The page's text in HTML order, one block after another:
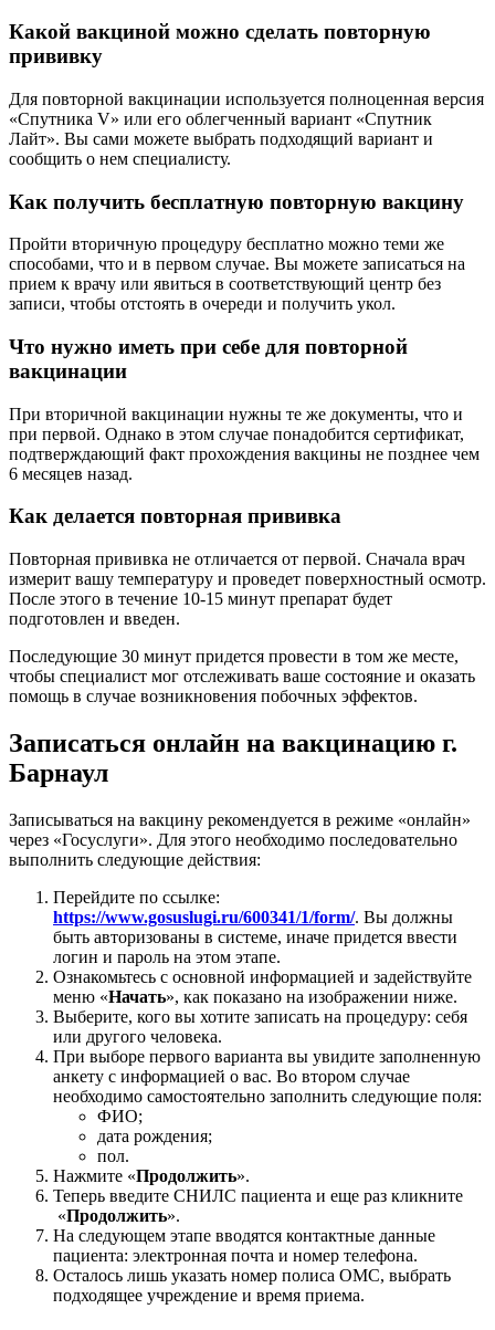
Какой вакциной можно сделать повторную
прививку
Для повторной вакцинации используется полноценная версия
«Спутника V» или его облегченный вариант «Спутник
Лайт». Вы сами можете выбрать подходящий вариант и
сообщить о нем специалисту.
Как получить бесплатную повторную вакцину
Пройти вторичную процедуру бесплатно можно теми же
способами, что и в первом случае. Вы можете записаться на
прием к врачу или явиться в соответствующий центр без
записи, чтобы отстоять в очереди и получить укол.
Что нужно иметь при себе для повторной
вакцинации
При вторичной вакцинации нужны те же документы, что и
при первой. Однако в этом случае понадобится сертификат,
подтверждающий факт прохождения вакцины не позднее чем
6 месяцев назад.
Как делается повторная прививка
Повторная прививка не отличается от первой. Сначала врач
измерит вашу температуру и проведет поверхностный осмотр.
После этого в течение 10-15 минут препарат будет
подготовлен и введен.
Последующие 30 минут придется провести в том же месте,
чтобы специалист мог отслеживать ваше состояние и оказать
помощь в случае возникновения побочных эффектов.
Записаться онлайн на вакцинацию г.
Барнаул
Записываться на вакцину рекомендуется в режиме «онлайн»
через «Госуслуги». Для этого необходимо последовательно
выполнить следующие действия:
Перейдите по ссылке:
https://www.gosuslugi.ru/600341/1/form/. Вы должны
быть авторизованы в системе, иначе придется ввести
логин и пароль на этом этапе.
Ознакомьтесь с основной информацией и задействуйте
меню «Начать», как показано на изображении ниже.
Выберите, кого вы хотите записать на процедуру: себя
или другого человека.
При выборе первого варианта вы увидите заполненную
анкету с информацией о вас. Во втором случае
необходимо самостоятельно заполнить следующие поля:
ФИО;
дата рождения;
пол.
Нажмите «Продолжить».
Теперь введите СНИЛС пациента и еще раз кликните
«Продолжить».
На следующем этапе вводятся контактные данные
пациента: электронная почта и номер телефона.
Осталось лишь указать номер полиса ОМС, выбрать
подходящее учреждение и время приема.